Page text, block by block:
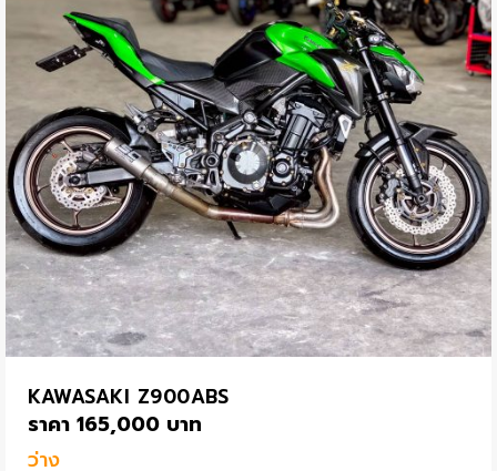
KAWASAKI Z900ABS
ราคา 165,000 บาท
ว่าง